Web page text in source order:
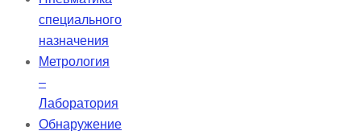
специального
назначения
Метрология
–
Лаборатория
Обнаружение